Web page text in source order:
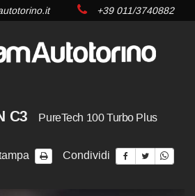
+39 011/3740882
C3 PureTech 100 Turbo Plus
Condividi